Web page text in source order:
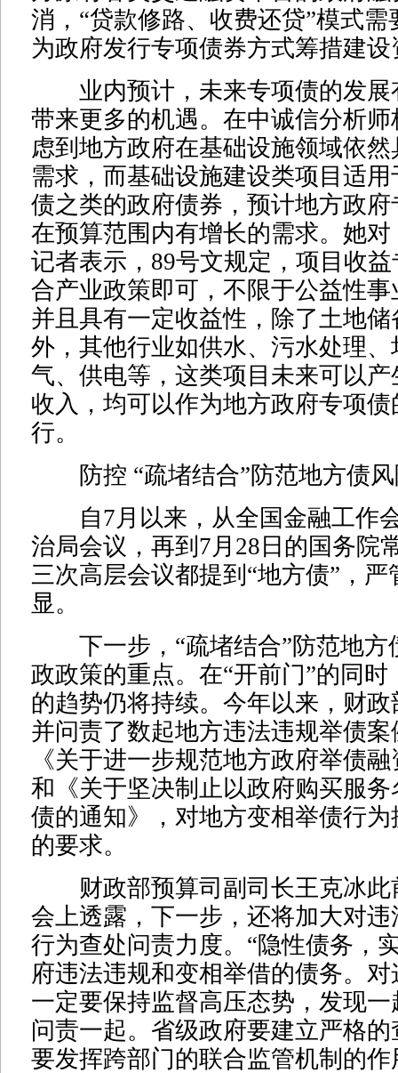
消，“贷款修路、收费还贷”模式
为政府发行专项债券方式筹措建设
业内预计，未来专项债的发展
带来更多的机遇。在中诚信分析
虑到地方政府在基础设施领域依
需求，而基础设施建设类项目适
债之类的政府债券，预计地方政
在预算范围内有增长的需求。她
记者表示，89号文规定，项目收
合产业政策即可，不限于公益性
并且具有一定收益性，除了土地
外，其他行业如供水、污水处理
气、供电等，这类项目未来可以
收入，均可以作为地方政府专项
行。
防控 “疏堵结合”防范地方债风
自7月以来，从全国金融工作
治局会议，再到7月28日的国务院
三次高层会议都提到“地方债”，严
显。
下一步，“疏堵结合”防范地方
政政策的重点。在“开前门”的同时
的趋势仍将持续。今年以来，财
并问责了数起地方违法违规举债
《关于进一步规范地方政府举债
和《关于坚决制止以政府购买服
债的通知》，对地方变相举债行
的要求。
财政部预算司副司长王克冰此
会上透露，下一步，还将加大对
行为查处问责力度。“隐性债务，
府违法违规和变相举借的债务。
一定要保持监督高压态势，发现
问责一起。省级政府要建立严格
要发挥跨部门的联合监管机制的